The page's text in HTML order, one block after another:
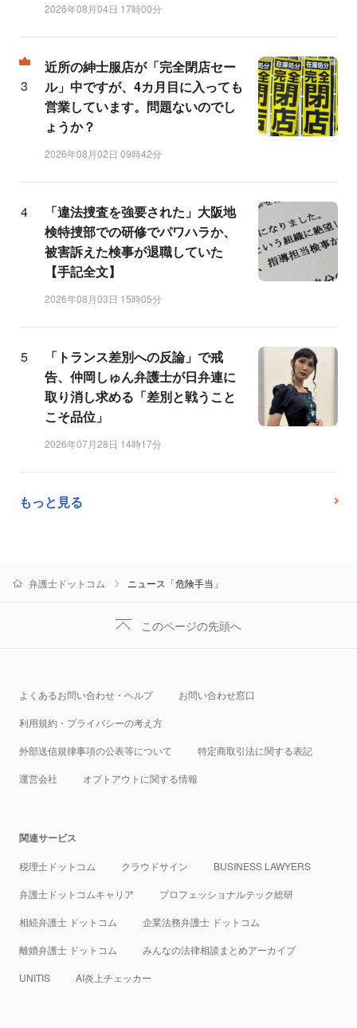
2026年08月04日 17時00分
近所の紳士服店が「完全閉店セー
ル」中ですが、4カ月目に入っても
営業しています。問題ないのでし
ょうか？
2026年08月02日 09時42分
「違法捜査を強要された」大阪地
検特捜部での研修でパワハラか、
被害訴えた検事が退職していた
【手記全文】
2026年08月03日 15時05分
「トランス差別への反論」で戒
告、仲岡しゅん弁護士が日弁連に
取り消し求める「差別と戦うこと
こそ品位」
2026年07月28日 14時17分
もっと見る
弁護士ドットコム ニュース「危険手当」
このページの先頭へ
よくあるお問い合わせ・ヘルプ お問い合わせ窓口
利用規約・プライバシーの考え方
外部送信規律事項の公表等について 特定商取引法に関する表記
運営会社 オプトアウトに関する情報
関連サービス
税理士ドットコム クラウドサイン BUSINESS LAWYERS
弁護士ドットコムキャリア プロフェッショナルテック総研
相続弁護士 ドットコム 企業法務弁護士 ドットコム
離婚弁護士 ドットコム みんなの法律相談まとめアーカイブ
UNITIS AI炎上チェッカー